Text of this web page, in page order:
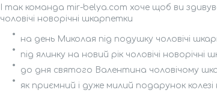
І так команда mir-belya.com хоче щоб ви
чоловічі новорічні шкарпетки
на день Миколая під подушку чоловічі
під ялинку на новий рік чоловічі новорічні
до дня святого Валентина чоловічому
як приємний і дуже милий подарунок